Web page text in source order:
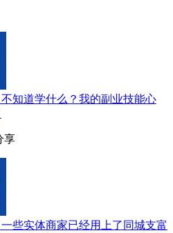
知道学什么？我的副业技能心
享
些实体商家已经用上了同城支富